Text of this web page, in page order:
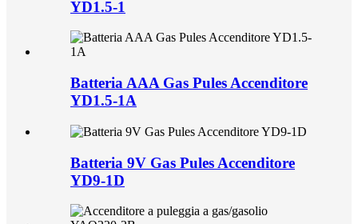
YD1.5-1
Batteria AAA Gas Pules Accenditore
YD1.5-1A
Batteria 9V Gas Pules Accenditore
YD9-1D